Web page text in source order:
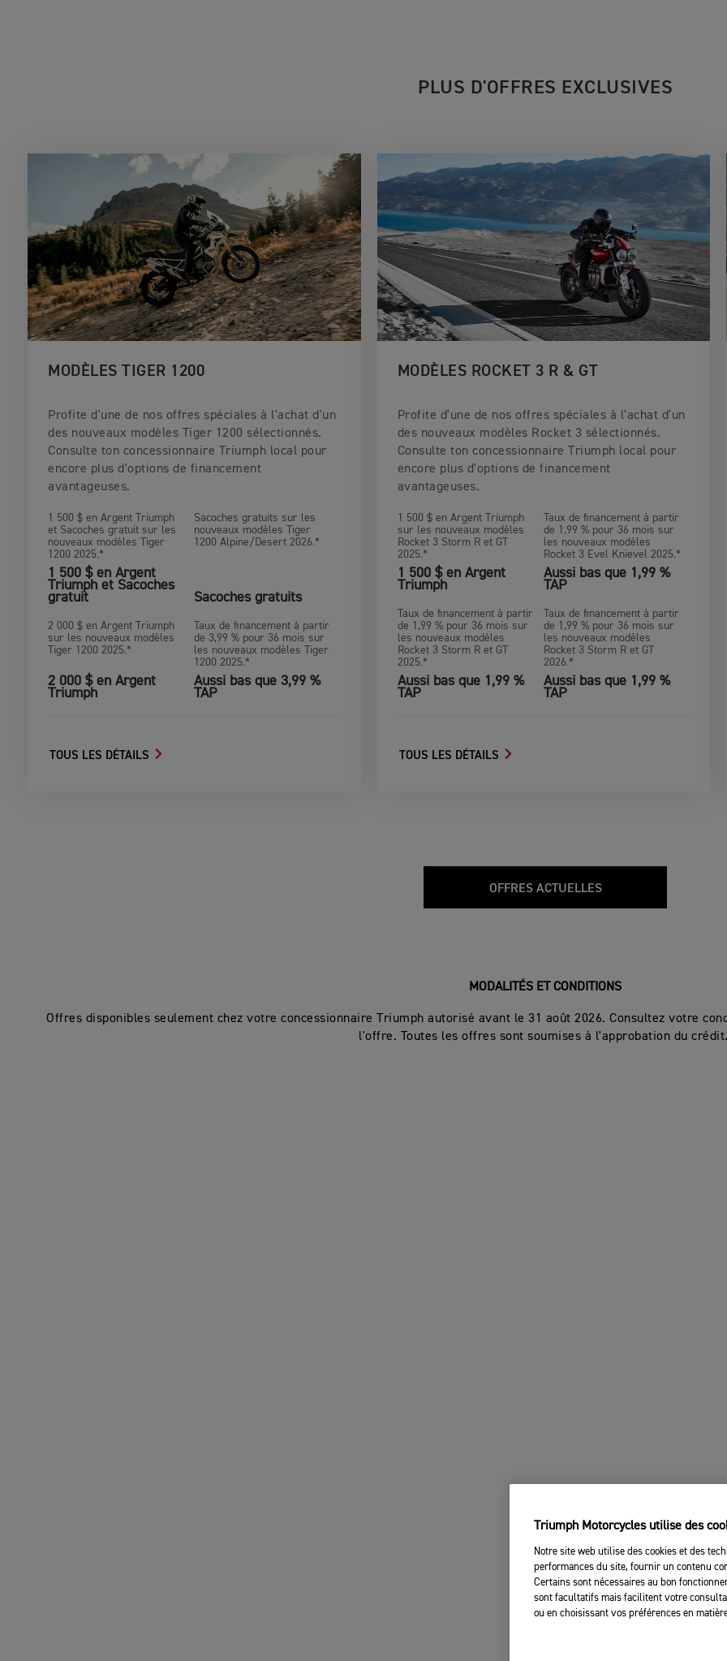
PLUS D'OFFRES EXCLUSIVES
MODÈLES TIGER 1200
Profite d'une de nos offres spéciales à l'achat d'un
des nouveaux modèles Tiger 1200 sélectionnés.
Consulte ton concessionnaire Triumph local pour
encore plus d'options de financement
avantageuses.
1 500 $ en Argent Triumph
et Sacoches gratuit sur les
nouveaux modèles Tiger
1200 2025.*
1 500 $ en Argent
Triumph et Sacoches
gratuit
Sacoches gratuits sur les
nouveaux modèles Tiger
1200 Alpine/Desert 2026.*
Sacoches gratuits
2 000 $ en Argent Triumph
sur les nouveaux modèles
Tiger 1200 2025.*
2 000 $ en Argent
Triumph
Taux de financement à partir
de 3,99 % pour 36 mois sur
les nouveaux modèles Tiger
1200 2025.*
Aussi bas que 3,99 %
TAP
TOUS LES DÉTAILS
MODÈLES ROCKET 3 R & GT
Profite d'une de nos offres spéciales à l'achat d'un
des nouveaux modèles Rocket 3 sélectionnés.
Consulte ton concessionnaire Triumph local pour
encore plus d'options de financement
avantageuses.
1 500 $ en Argent Triumph
sur les nouveaux modèles
Rocket 3 Storm R et GT
2025.*
1 500 $ en Argent
Triumph
Taux de financement à partir
de 1,99 % pour 36 mois sur
les nouveaux modèles
Rocket 3 Evel Knievel 2025.*
Aussi bas que 1,99 %
TAP
Taux de financement à partir
de 1,99 % pour 36 mois sur
les nouveaux modèles
Rocket 3 Storm R et GT
2025.*
Aussi bas que 1,99 %
TAP
Taux de financement à partir
de 1,99 % pour 36 mois sur
les nouveaux modèles
Rocket 3 Storm R et GT
2026.*
Aussi bas que 1,99 %
TAP
TOUS LES DÉTAILS
OFFRES ACTUELLES
MODALITÉS ET CONDITIONS
Offres disponibles seulement chez votre concessionnaire Triumph autorisé avant le 31 août 2026. Consultez votre
l'offre. Toutes les offres sont soumises à l'approbation du
Triumph Motorcycles utilise des
Notre site web utilise des cookies et des
performances du site, fournir un contenu
Certains sont nécessaires au bon
sont facultatifs mais facilitent votre
ou en choisissant vos préférences en